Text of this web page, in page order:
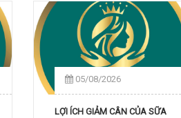
05/08/2026
LỢI ÍCH GIẢM CÂN CỦA SỮA